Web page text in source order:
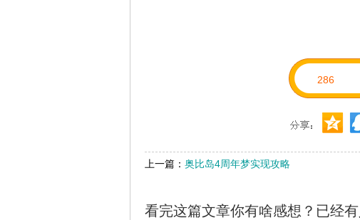
286
上一篇： 奥比岛4周年梦实现攻略
看完这篇文章你有啥感想？已经有